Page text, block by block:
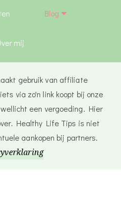
Blog
mij
gebruik van affiliate
via zo'n link koopt bij onze
een vergoeding. Hier
Healthy Life Tips is niet
aankopen bij partners.